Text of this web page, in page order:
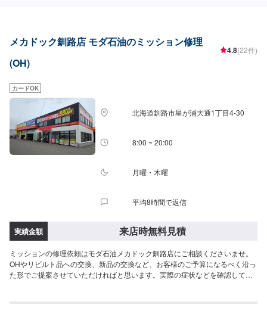
メカドック釧路店 モダ石油のミッション修理
(OH)
4.8(22件)
カードOK
北海道釧路市星が浦大通1丁目4-30
8:00 ~ 20:00
月曜・木曜
平均8時間で返信
実績金額 来店時無料見積
ミッションの修理依頼はモダ石油メカドック釧路店にご相談くださいませ。
OHやリビルト品への交換、新品の交換など、お客様のご予算になるべく沿っ
た形でご提案させていただければと思います。実際の症状などを確認してか